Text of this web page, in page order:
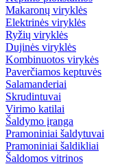
Makaronų viryklės
Elektrinės viryklės
Ryžių viryklės
Dujinės viryklės
Kombinuotos virykės
Paverčiamos keptuvės
Salamanderiai
Skrudintuvai
Virimo katilai
Šaldymo įranga
Pramoniniai šaldytuvai
Pramoniniai šaldikliai
Šaldomos vitrinos